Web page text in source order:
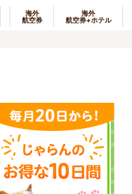
海外
航空券
海外
航空券+ホテル